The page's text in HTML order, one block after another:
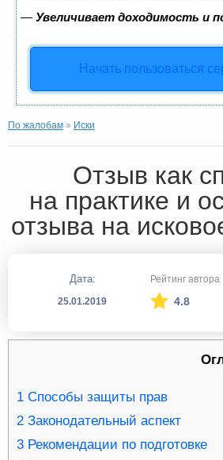
— Увеличивает доходимость и
Начать пользоваться
По жалобам » Иски
Отзыв как
на практике и
отзыва на
Дата:
25.01.2019
Рейтинг автора
4.8
1 Способы защиты прав
2 Законодательный аспект
3 Рекомендации по подготовке